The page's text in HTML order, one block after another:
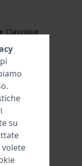
Classique
mani)
su
volete